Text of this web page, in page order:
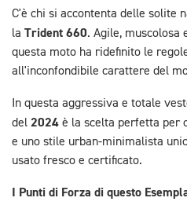
C'è chi si accontenta delle solite
la Trident 660. Agile, muscolosa
questa moto ha ridefinito le
all'inconfondibile carattere del
In questa aggressiva e totale
del 2024 è la scelta perfetta per
e uno stile urban-minimalista
usato fresco e certificato.
I Punti di Forza di questo